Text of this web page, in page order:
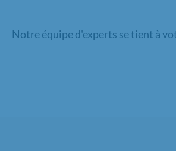
Notre équipe d'experts se tient à